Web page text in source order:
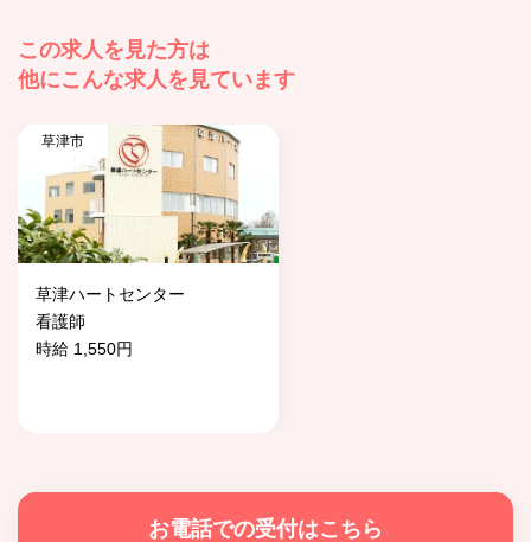
この求人を見た方は
他にこんな求人を見ています
草津市
草津ハートセンター
看護師
時給 1,550円
お電話での受付はこちら